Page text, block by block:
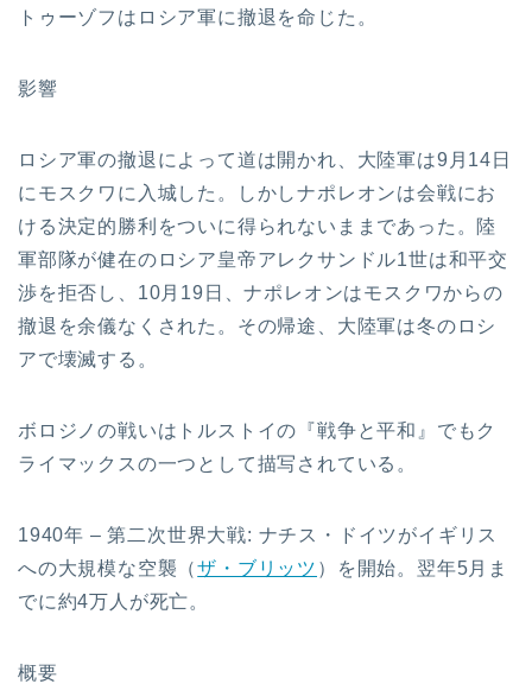
トゥーゾフはロシア軍に撤退を命じた。
影響
ロシア軍の撤退によって道は開かれ、大陸軍は9月14日
にモスクワに入城した。しかしナポレオンは会戦にお
ける決定的勝利をついに得られないままであった。陸
軍部隊が健在のロシア皇帝アレクサンドル1世は和平交
渉を拒否し、10月19日、ナポレオンはモスクワからの
撤退を余儀なくされた。その帰途、大陸軍は冬のロシ
アで壊滅する。
ボロジノの戦いはトルストイの『戦争と平和』でもク
ライマックスの一つとして描写されている。
1940年 – 第二次世界大戦: ナチス・ドイツがイギリス
への大規模な空襲（ザ・ブリッツ ）を開始。翌年5月ま
でに約4万人が死亡。
概要